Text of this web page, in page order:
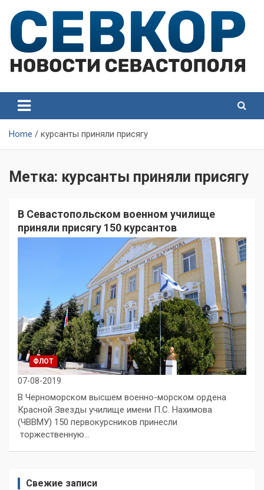
content
Севастополя
Севастополя
Home курсанты приняли присягу
Метка: курсанты приняли присягу
В Севастопольском военном училище
приняли присягу 150 курсантов
ФЛОТ
07-08-2019
В Черноморском высшем военно-морском ордена
Красной Звезды училище имени П.С. Нахимова
(ЧВВМУ) 150 первокурсников принесли
торжественную…
Свежие записи